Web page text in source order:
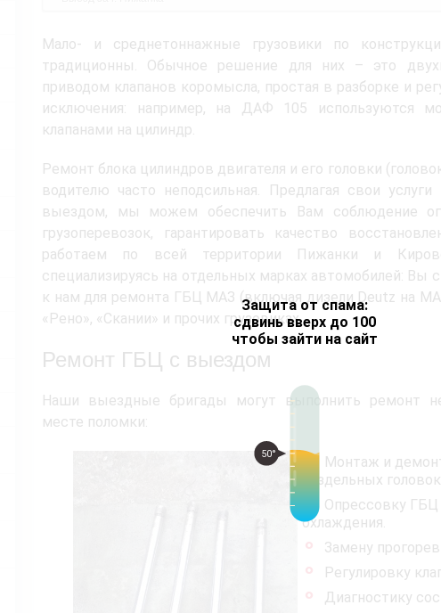
Защита от спама:
сдвинь вверх до 100
чтобы зайти на сайт
50°
Мало- и среднетоннажные грузовики по
традиционны. Обычное решение для них – это
приводом клапанов коромысла, простая в разборке и
исключения: например, на ДАФ 105 используются
клапанами на цилиндр.
Ремонт блока цилиндров двигателя и его головки
водителю часто неподсильная. Предлагая свои
выездом, мы можем обеспечить Вам соблюдение
грузоперевозок, гарантировать качество
работаем по всей территории Пижанки и
специализируясь на отдельных марках автомобилей: Вы
к нам для ремонта ГБЦ МАЗ (включая дизели Deutz на
«Рено», «Скании» и прочих грузовиках.
Ремонт ГБЦ с выездом
Наши выездные бригады могут выполнить ремонт
месте поломки:
Монтаж и
раздельных
Опрессовку ГБЦ
охлаждения.
Замену
Регулировку
Диагностику